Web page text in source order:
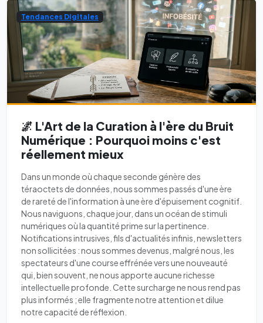
Tendances Digitales
🌌 L'Art de la Curation à l'ère du Bruit
Numérique : Pourquoi moins c'est
réellement mieux
Dans un monde où chaque seconde génère des
téraoctets de données, nous sommes passés d'une ère
de rareté de l'information à une ère d'épuisement cognitif.
Nous naviguons, chaque jour, dans un océan de stimuli
numériques où la quantité prime sur la pertinence.
Notifications intrusives, fils d'actualités infinis, newsletters
non sollicitées : nous sommes devenus, malgré nous, les
spectateurs d'une course effrénée vers une nouveauté
qui, bien souvent, ne nous apporte aucune richesse
intellectuelle profonde. Cette surcharge ne nous rend pas
plus informés ; elle fragmente notre attention et dilue
notre capacité de réflexion.